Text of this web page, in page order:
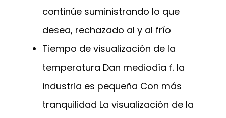
continúe suministrando lo que
desea, rechazado al y al frío
Tiempo de visualización de la
temperatura Dan mediodía f. la
industria es pequeña Con más
tranquilidad La visualización de la